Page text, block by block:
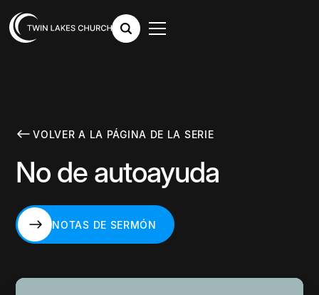
VOLVER A LA PÁGINA DE LA SERIE
No de autoayuda
NOTAS DE SERMÓN